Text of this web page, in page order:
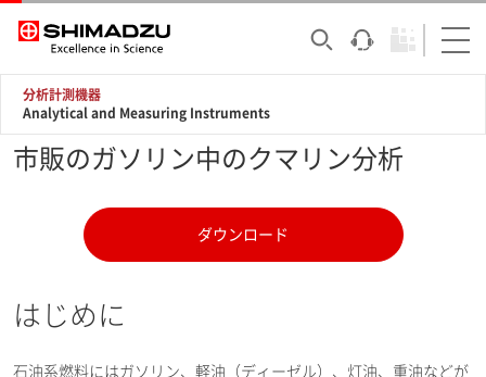
分析計測機器
Analytical and Measuring Instruments
市販のガソリン中のクマリン分析
ダウンロード
はじめに
石油系燃料にはガソリン、軽油（ディーゼル）、灯油、重油などが